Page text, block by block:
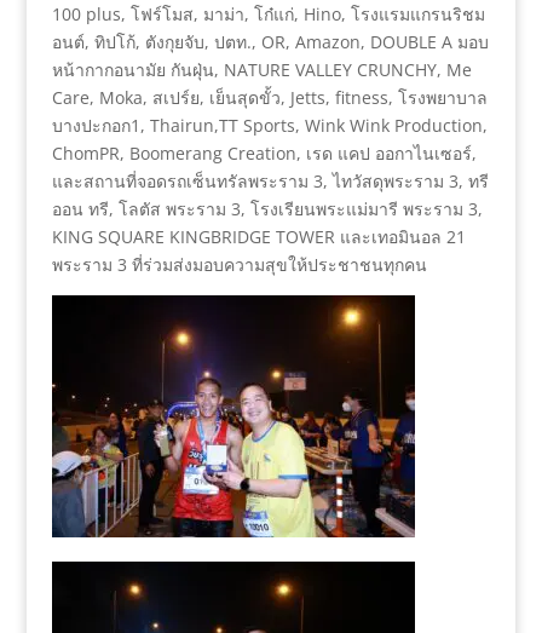
100 plus, โฟร์โมส, มาม่า, โก๋แก่, Hino, โรงแรมแกรนริชม
อนต์, ทิปโก้, ตังกุยจับ, ปตท., OR, Amazon, DOUBLE A มอบ
หน้ากากอนามัย กันฝุ่น, NATURE VALLEY CRUNCHY, Me
Care, Moka, สเปร์ย, เย็นสุดขั้ว, Jetts, fitness, โรงพยาบาล
บางปะกอก1, Thairun,TT Sports, Wink Wink Production,
ChomPR, Boomerang Creation, เรด แคป ออกาไนเซอร์,
และสถานที่จอดรถเซ็นทรัลพระราม 3, ไทวัสดุพระราม 3, ทรี
ออน ทรี, โลตัส พระราม 3, โรงเรียนพระแม่มารี พระราม 3,
KING SQUARE KINGBRIDGE TOWER และเทอมินอล 21
พระราม 3 ที่ร่วมส่งมอบความสุขให้ประชาชนทุกคน